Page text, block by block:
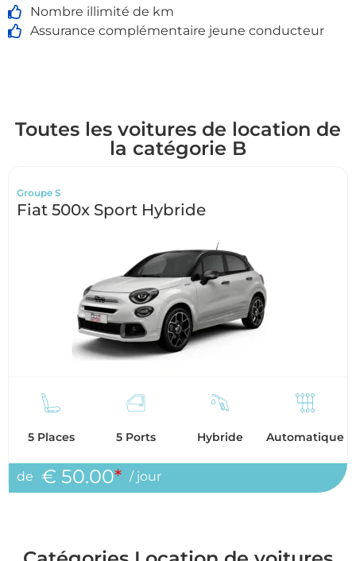
Nombre illimité de km
Assurance complémentaire jeune conducteur
Toutes les voitures de location de
la catégorie B
Groupe S
Fiat 500x Sport Hybride
5 Places 5 Ports Hybride Automatique
de € 50.00* / jour